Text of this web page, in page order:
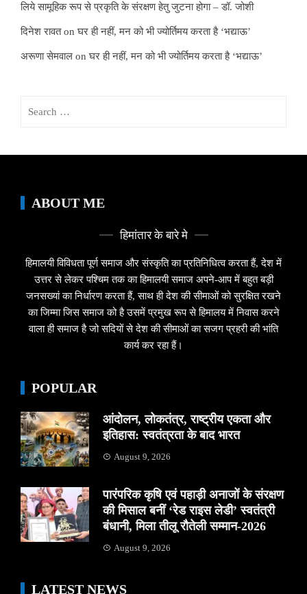
लिये सामूहिक रूप से प्रकृति के संरक्षण हेतु जुटना होगा – डॉ. जोशी
दिनेश रावतonघर ही नहीं, मन को भी ज्योर्तिमय करता है ‘भद्याऊ’
अरूणा सेमवाल onघर ही नहीं, मन को भी ज्योर्तिमय करता है ‘भद्याऊ’
ABOUT ME
हिमांतार के बारे मे
हिमालयी विविधता पूर्ण समाज और संस्कृति का प्रतिनिधित्व करता हैं, देश में
उत्तर से लेकर पश्चिम तक का हिमालयी समाज अपने-आप में बहुत बड़ी
जनसख्यां का निर्धारण करता हैं, साथ ही देश की सीमाओं को सुरक्षित रखने
का जिम्मा जिस समाज को है उसमें प्रमुख रूप से हिमालय में निवास करने
वाला ही समाज है जो सदियों से देश की सीमाओं का सजग प्रहरी की भांति
कार्य कर रहा हैं।
POPULAR
आंदोलन, लोकतंत्र, राष्ट्रीय एकता और
इतिहास: स्वतंत्रता के बाद भारत
August 9, 2026
पारंपरिक कृषि एवं पहाड़ी अनाजों के संरक्षण
की मिसाल बनीं ‘रेड राइस लेडी’ स्वतंत्री
बंधानी, मिला तीलू रौतेली सम्मान-2026
August 9, 2026
LATEST NEWS